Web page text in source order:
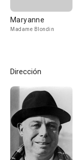
Maryanne
Madame Blondin
Dirección